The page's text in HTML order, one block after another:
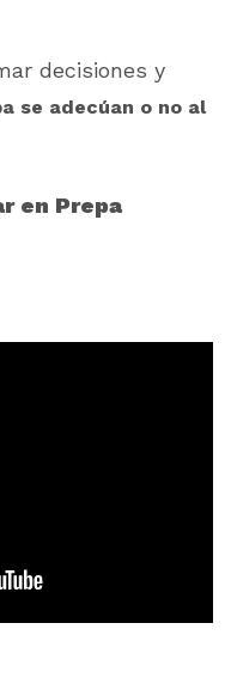
decisiones y
se adecúan o no al
en Prepa